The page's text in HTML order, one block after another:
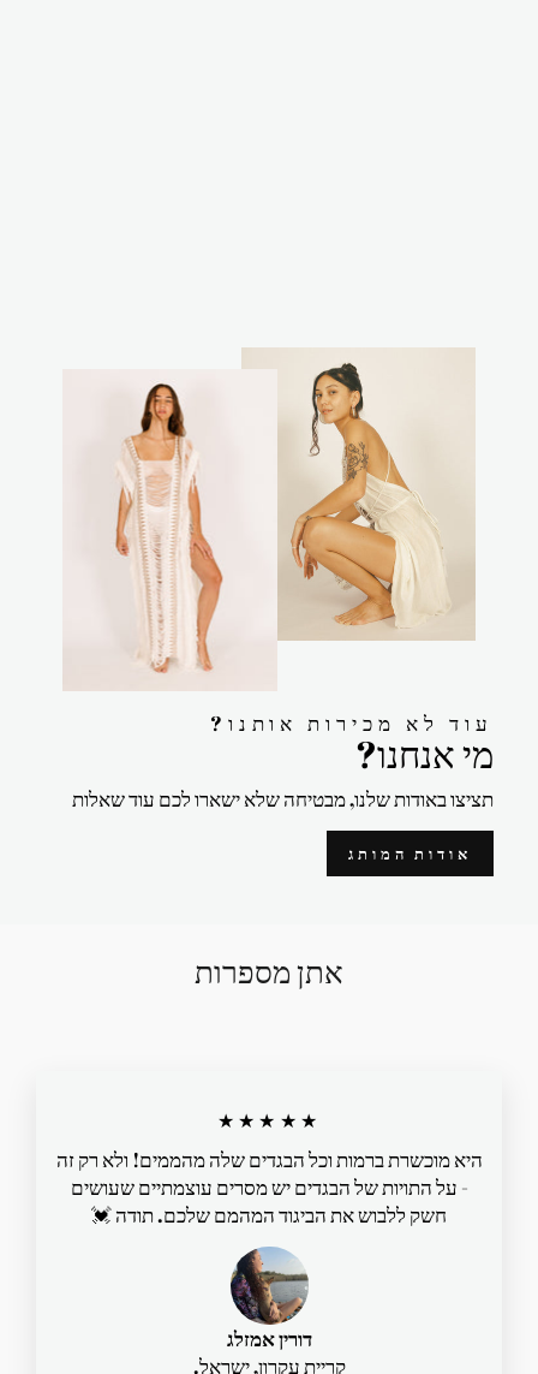
?עוד לא מכירות אותנו
?מי אנחנו
תציצו באודות שלנו, מבטיחה שלא ישארו לכם עוד שאלות
אודות המותג
אתן מספרות
★★★★★
היא מוכשרת ברמות וכל הבגדים שלה מהממים! ולא רק זה
- על התויות של הבגדים יש מסרים עוצמתיים שעושים
חשק ללבוש את הביגוד המהמם שלכם. תודה 💓
דורין אמזלג
קריית עקרון, ישראל.